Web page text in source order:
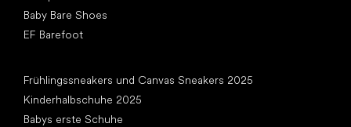
Baby Bare Shoes
EF Barefoot
Frühlingssneakers und Canvas Sneakers 2025
Kinderhalbschuhe 2025
Babys erste Schuhe